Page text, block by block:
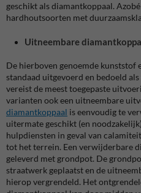
geschikt als diamantkoppaal.
hardhoutsoorten met
Uitneembare
De hierboven genoemde kunststof
standaad uitgevoerd en bedoeld
vereist de meest toegepaste
varianten ook een uitneembare
diamantkoppaal is eenvoudig te
uitermate geschikt (en
hulpdiensten in geval van
tot het terrein. Een verwijderbare
geleverd met grondpot. De
straatwerk geplaatst en de
hierop vergrendeld. Het